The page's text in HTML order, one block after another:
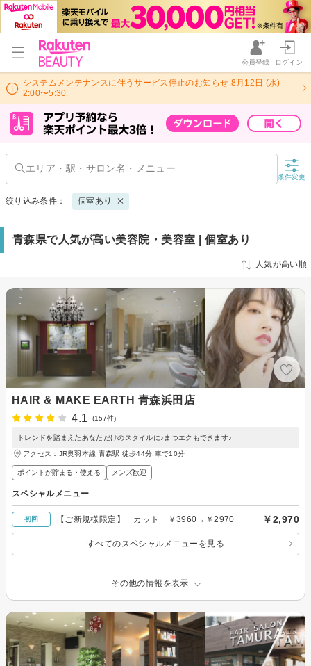
会員登録 ログイン
システムメンテナンスに伴うサービス停止のお知らせ 8月12日 (水)
2:00〜5:30
条件変更
絞り込み条件： 個室あり
青森県で人気が高い美容院・美容室 | 個室あり
人気が高い順
HAIR & MAKE EARTH 青森浜田店
4.1
(157件)
トレンドを踏まえたあなただけのスタイルに♪まつエクもできます♪
アクセス：JR奥羽本線 青森駅 徒歩44分,車で10分
ポイントが貯まる・使える メンズ歓迎
スペシャルメニュー
初回 【ご新規様限定】 カット ￥3960→￥2970 ￥2,970
すべてのスペシャルメニューを見る
その他の情報を表示